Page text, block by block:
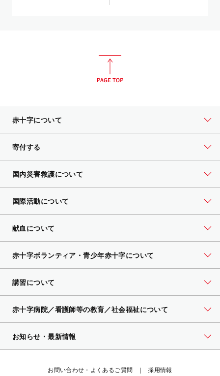
赤十字について
寄付する
国内災害救護について
国際活動について
献血について
赤十字ボランティア・青少年赤十字について
講習について
赤十字病院／看護師等の教育／社会福祉について
お知らせ・最新情報
お問い合わせ・よくあるご質問 採用情報